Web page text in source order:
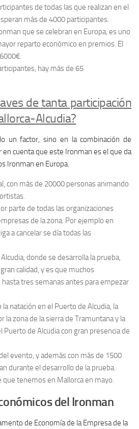
de todas las que realizan en el
más de 4000 participantes.
que se celebran en Europa, es uno
reparto económico en premios. El
hay más de 65
de tanta participación
Alcudia?
un factor, sino en la combinación de
cuenta que este Ironman es el que da
Ironman en Europa.
con más de 20000 personas animando
parte de todas las organizaciones
de la zona. Por ejemplo en
a cancelar se día todas las
donde se desarrolla la prueba,
calidad, y es que muchos
hasta tres semanas antes para empezar
la natación en el Puerto de Alcudia, la
la zona de la sierra de Tramuntana y la
Puerto de Alcudia con gran presencia de
evento, y además con más de 1500
durante el desarrollo de la prueba.
que tenemos en Mallorca en mayo.
del Ironman
de Economía de la Empresa de la